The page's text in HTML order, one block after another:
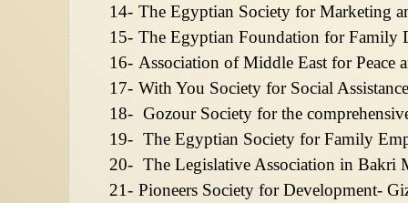
14- The Egyptian Society for Marketing
15- The Egyptian Foundation for Family
16- Association of Middle East for Peace
17- With You Society for Social
18- Gozour Society for the
19- The Egyptian Society for Family
20- The Legislative Association in Bakri
21- Pioneers Society for Development-